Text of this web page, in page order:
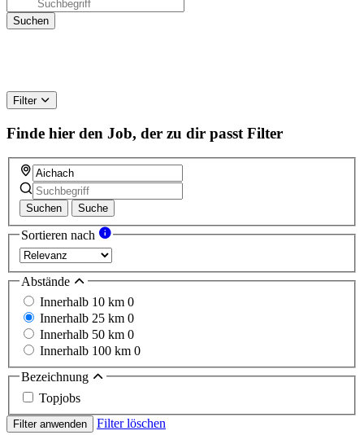
Filter
Finde hier den Job, der zu dir passt Filter
Suchen Suche
Sortieren nach
Abstände
Innerhalb 10 km 0
Innerhalb 25 km 0
Innerhalb 50 km 0
Innerhalb 100 km 0
Bezeichnung
Topjobs
Filter anwenden Filter löschen